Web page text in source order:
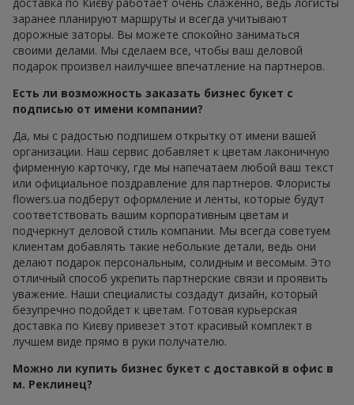
Главное преимущество таких букетов — универсальность.
Они не вызывают двусмысленных эмоций и при этом
выглядят уместно и презентабельно.
Советы флориста: как
правильно выбрать букет в
деловом стиле
Профессиональная флористика для бизнеса имеет свои
правила. Прежде всего,бизнес-букетдолжен
соответствовать деловому стилю. Это предполагает
лаконичность форм, продуманную геометрию и
сдержанную цветовую гамму.
Для деловых подарков лучше избегать ярких контрастов и
сложных декоративных элементов. Оптимальный вариант
— изысканная дорогая композиция в строгом стиле или
минималистичный букет, где каждая деталь находится на
своём месте.
Флористы также советуют при выборе бизнес-букета
учитывать формат события: цветы для деловой встречи
отличаются от букетов для офиса или подарка